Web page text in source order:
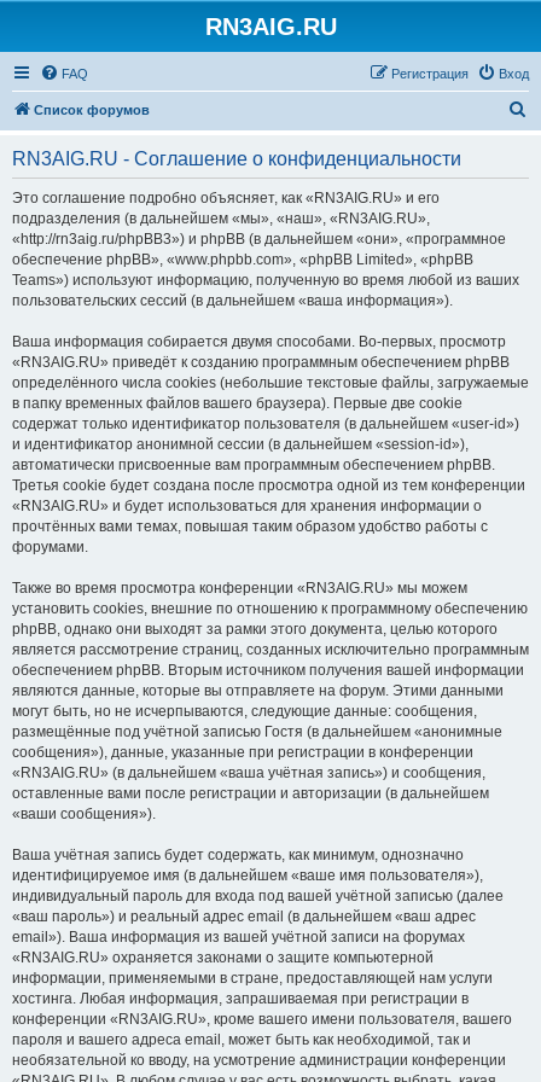
RN3AIG.RU
FAQ Вход
Регистрация
Список форумов
RN3AIG.RU - Соглашение о конфиденциальности
Это соглашение подробно объясняет, как «RN3AIG.RU» и его
подразделения (в дальнейшем «мы», «наш», «RN3AIG.RU»,
«http://rn3aig.ru/phpBB3») и phpBB (в дальнейшем «они», «программное
обеспечение phpBB», «www.phpbb.com», «phpBB Limited», «phpBB
Teams») используют информацию, полученную во время любой из ваших
пользовательских сессий (в дальнейшем «ваша информация»).
Ваша информация собирается двумя способами. Во-первых, просмотр
«RN3AIG.RU» приведёт к созданию программным обеспечением phpBB
определённого числа cookies (небольшие текстовые файлы, загружаемые
в папку временных файлов вашего браузера). Первые две cookie
содержат только идентификатор пользователя (в дальнейшем «user-id»)
и идентификатор анонимной сессии (в дальнейшем «session-id»),
автоматически присвоенные вам программным обеспечением phpBB.
Третья cookie будет создана после просмотра одной из тем конференции
«RN3AIG.RU» и будет использоваться для хранения информации о
прочтённых вами темах, повышая таким образом удобство работы с
форумами.
Также во время просмотра конференции «RN3AIG.RU» мы можем
установить cookies, внешние по отношению к программному обеспечению
phpBB, однако они выходят за рамки этого документа, целью которого
является рассмотрение страниц, созданных исключительно программным
обеспечением phpBB. Вторым источником получения вашей информации
являются данные, которые вы отправляете на форум. Этими данными
могут быть, но не исчерпываются, следующие данные: сообщения,
размещённые под учётной записью Гостя (в дальнейшем «анонимные
сообщения»), данные, указанные при регистрации в конференции
«RN3AIG.RU» (в дальнейшем «ваша учётная запись») и сообщения,
оставленные вами после регистрации и авторизации (в дальнейшем
«ваши сообщения»).
Ваша учётная запись будет содержать, как минимум, однозначно
идентифицируемое имя (в дальнейшем «ваше имя пользователя»),
индивидуальный пароль для входа под вашей учётной записью (далее
«ваш пароль») и реальный адрес email (в дальнейшем «ваш адрес
email»). Ваша информация из вашей учётной записи на форумах
«RN3AIG.RU» охраняется законами о защите компьютерной
информации, применяемыми в стране, предоставляющей нам услуги
хостинга. Любая информация, запрашиваемая при регистрации в
конференции «RN3AIG.RU», кроме вашего имени пользователя, вашего
пароля и вашего адреса email, может быть как необходимой, так и
необязательной ко вводу, на усмотрение администрации конференции